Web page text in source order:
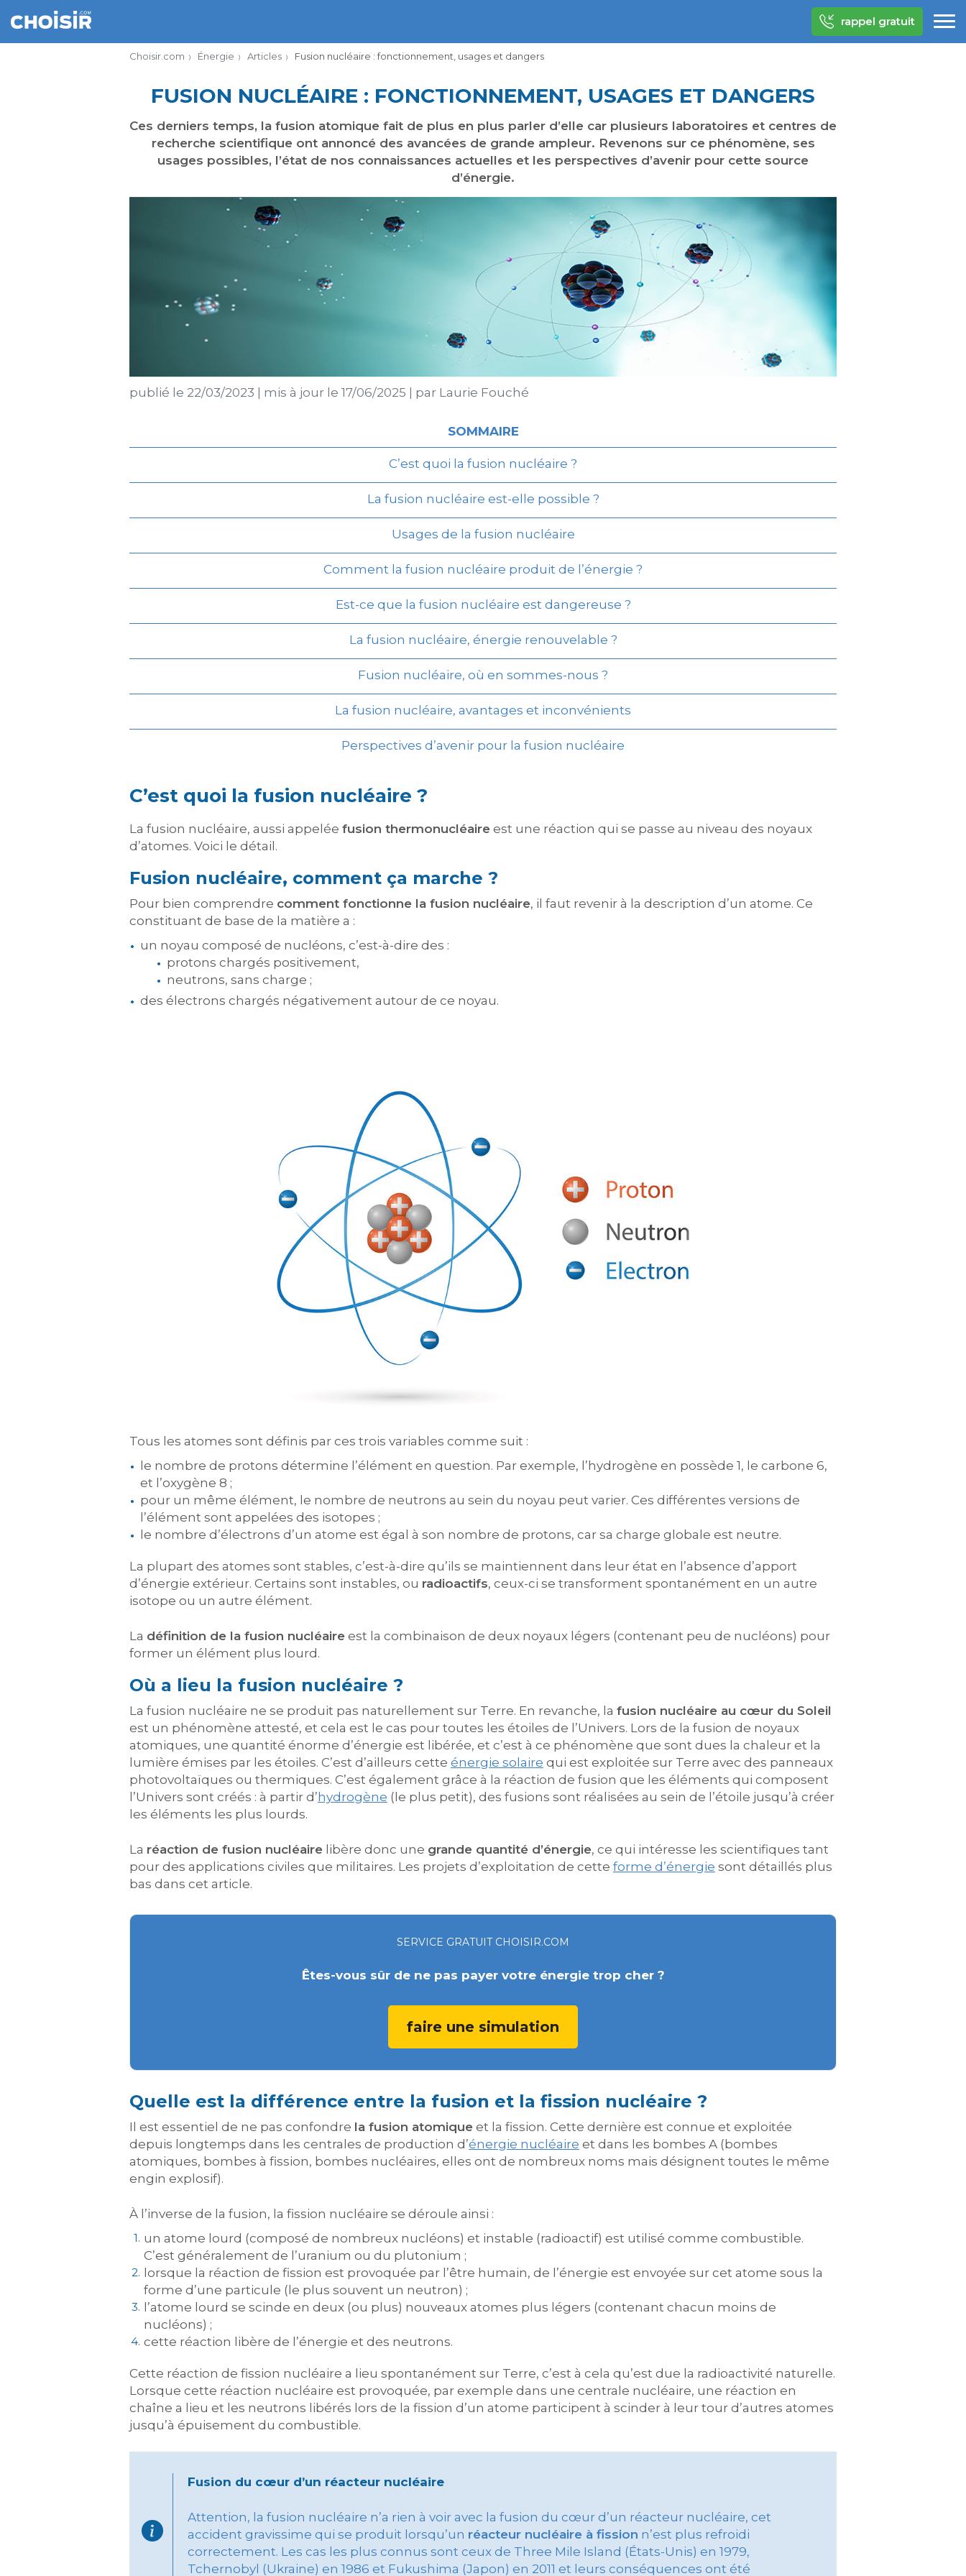
rappel gratuit
Choisir.com Énergie Articles Fusion nucléaire : fonctionnement, usages et dangers
FUSION NUCLÉAIRE : FONCTIONNEMENT, USAGES ET DANGERS
Ces derniers temps, la fusion atomique fait de plus en plus parler d’elle car plusieurs laboratoires et centres de
recherche scientifique ont annoncé des avancées de grande ampleur. Revenons sur ce phénomène, ses
usages possibles, l’état de nos connaissances actuelles et les perspectives d’avenir pour cette source
d’énergie.
publié le 22/03/2023 mis à jour le 17/06/2025 par Laurie Fouché
SOMMAIRE
C’est quoi la fusion nucléaire ?
La fusion nucléaire est-elle possible ?
Usages de la fusion nucléaire
Comment la fusion nucléaire produit de l’énergie ?
Est-ce que la fusion nucléaire est dangereuse ?
La fusion nucléaire, énergie renouvelable ?
Fusion nucléaire, où en sommes-nous ?
La fusion nucléaire, avantages et inconvénients
Perspectives d’avenir pour la fusion nucléaire
C’est quoi la fusion nucléaire ?
La fusion nucléaire, aussi appelée fusion thermonucléaire est une réaction qui se passe au niveau des noyaux
d’atomes. Voici le détail.
Fusion nucléaire, comment ça marche ?
Pour bien comprendre comment fonctionne la fusion nucléaire, il faut revenir à la description d’un atome. Ce
constituant de base de la matière a :
un noyau composé de nucléons, c’est-à-dire des :
protons chargés positivement,
neutrons, sans charge ;
des électrons chargés négativement autour de ce noyau.
Tous les atomes sont définis par ces trois variables comme suit :
le nombre de protons détermine l’élément en question. Par exemple, l’hydrogène en possède 1, le carbone 6,
et l’oxygène 8 ;
pour un même élément, le nombre de neutrons au sein du noyau peut varier. Ces différentes versions de
l’élément sont appelées des isotopes ;
le nombre d’électrons d’un atome est égal à son nombre de protons, car sa charge globale est neutre.
La plupart des atomes sont stables, c’est-à-dire qu’ils se maintiennent dans leur état en l’absence d’apport
d’énergie extérieur. Certains sont instables, ou radioactifs, ceux-ci se transforment spontanément en un autre
isotope ou un autre élément.
La définition de la fusion nucléaire est la combinaison de deux noyaux légers (contenant peu de nucléons) pour
former un élément plus lourd.
Où a lieu la fusion nucléaire ?
La fusion nucléaire ne se produit pas naturellement sur Terre. En revanche, la fusion nucléaire au cœur du Soleil
est un phénomène attesté, et cela est le cas pour toutes les étoiles de l’Univers. Lors de la fusion de noyaux
atomiques, une quantité énorme d’énergie est libérée, et c’est à ce phénomène que sont dues la chaleur et la
lumière émises par les étoiles. C’est d’ailleurs cette énergie solaire qui est exploitée sur Terre avec des panneaux
photovoltaïques ou thermiques. C’est également grâce à la réaction de fusion que les éléments qui composent
l’Univers sont créés : à partir d’ hydrogène (le plus petit), des fusions sont réalisées au sein de l’étoile jusqu’à créer
les éléments les plus lourds.
La réaction de fusion nucléaire libère donc une grande quantité d’énergie, ce qui intéresse les scientifiques tant
pour des applications civiles que militaires. Les projets d’exploitation de cette forme d’énergie sont détaillés plus
bas dans cet article.
SERVICE GRATUIT CHOISIR.COM
Êtes-vous sûr de ne pas payer votre énergie trop cher ?
faire une simulation
Quelle est la différence entre la fusion et la fission nucléaire ?
Il est essentiel de ne pas confondre la fusion atomique et la fission. Cette dernière est connue et exploitée
depuis longtemps dans les centrales de production d’énergie nucléaire et dans les bombes A (bombes
atomiques, bombes à fission, bombes nucléaires, elles ont de nombreux noms mais désignent toutes le même
engin explosif).
À l’inverse de la fusion, la fission nucléaire se déroule ainsi :
un atome lourd (composé de nombreux nucléons) et instable (radioactif) est utilisé comme combustible.
C’est généralement de l’uranium ou du plutonium ;
lorsque la réaction de fission est provoquée par l’être humain, de l’énergie est envoyée sur cet atome sous la
forme d’une particule (le plus souvent un neutron) ;
l’atome lourd se scinde en deux (ou plus) nouveaux atomes plus légers (contenant chacun moins de
nucléons) ;
cette réaction libère de l’énergie et des neutrons.
Cette réaction de fission nucléaire a lieu spontanément sur Terre, c’est à cela qu’est due la radioactivité naturelle.
Lorsque cette réaction nucléaire est provoquée, par exemple dans une centrale nucléaire, une réaction en
chaîne a lieu et les neutrons libérés lors de la fission d’un atome participent à scinder à leur tour d’autres atomes
jusqu’à épuisement du combustible.
Fusion du cœur d’un réacteur nucléaire
Attention, la fusion nucléaire n’a rien à voir avec la fusion du cœur d’un réacteur nucléaire, cet
accident gravissime qui se produit lorsqu’un réacteur nucléaire à fission n’est plus refroidi
correctement. Les cas les plus connus sont ceux de Three Mile Island (États-Unis) en 1979,
Tchernobyl (Ukraine) en 1986 et Fukushima (Japon) en 2011 et leurs conséquences ont été